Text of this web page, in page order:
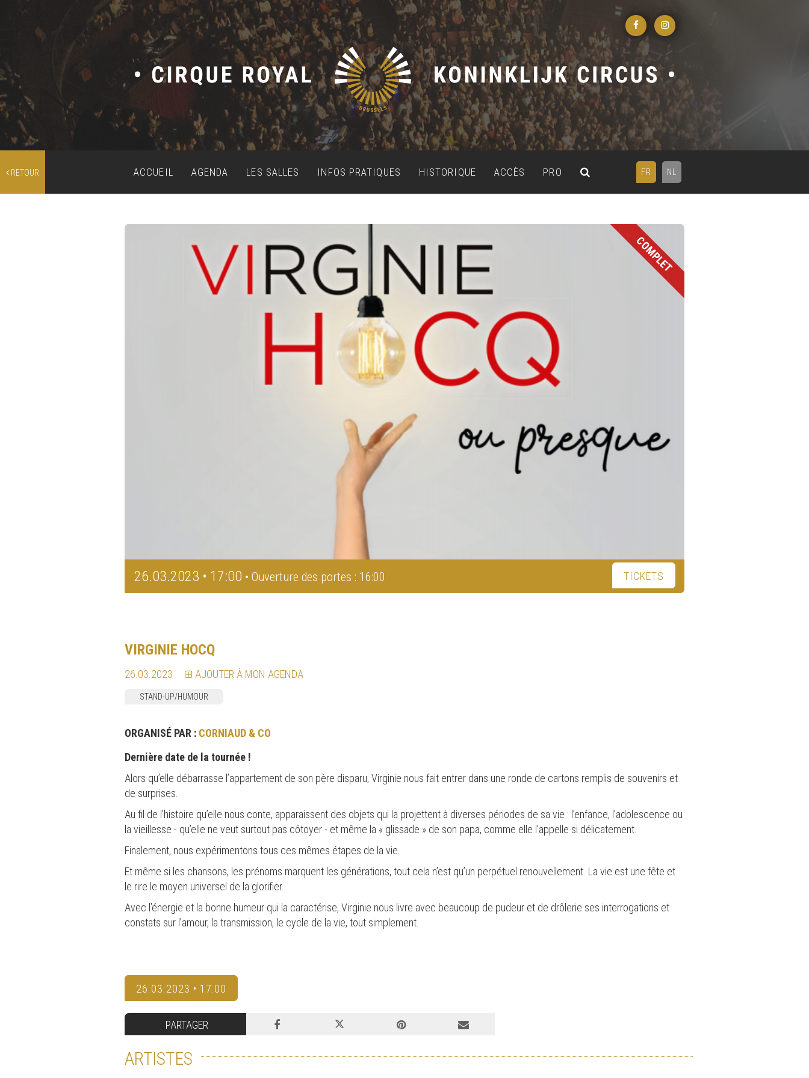
RETOUR FR NL
ACCUEIL AGENDA LES SALLES INFOS PRATIQUES HISTORIQUE ACCÈS PRO
COMPLET
26.03.2023 • 17:00 • Ouverture des portes : 16:00 TICKETS
VIRGINIE HOCQ
26.03.2023 AJOUTER À MON AGENDA
STAND-UP/HUMOUR
ORGANISÉ PAR : CORNIAUD & CO
Dernière date de la tournée !
Alors qu’elle débarrasse l’appartement de son père disparu, Virginie nous fait entrer dans une ronde de cartons remplis de souvenirs et
de surprises.
Au fil de l’histoire qu’elle nous conte, apparaissent des objets qui la projettent à diverses périodes de sa vie : l’enfance, l’adolescence ou
la vieillesse - qu’elle ne veut surtout pas côtoyer - et même la « glissade » de son papa, comme elle l’appelle si délicatement.
Finalement, nous expérimentons tous ces mêmes étapes de la vie.
Et même si les chansons, les prénoms marquent les générations, tout cela n’est qu’un perpétuel renouvellement. La vie est une fête et
le rire le moyen universel de la glorifier.
Avec l’énergie et la bonne humeur qui la caractérise, Virginie nous livre avec beaucoup de pudeur et de drôlerie ses interrogations et
constats sur l’amour, la transmission, le cycle de la vie, tout simplement.
26.03.2023 • 17:00
PARTAGER
ARTISTES